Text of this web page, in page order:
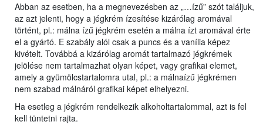
Abban az esetben, ha a megnevezésben az „…ízű” szót találjuk,
az azt jelenti, hogy a jégkrém ízesítése kizárólag aromával
történt, pl.: málna ízű jégkrém esetén a málna ízt aromával érte
el a gyártó. E szabály alól csak a puncs és a vanília képez
kivételt. Továbbá a kizárólag aromát tartalmazó jégkrémek
jelölése nem tartalmazhat olyan képet, vagy grafikai elemet,
amely a gyümölcstartalomra utal, pl.: a málnaízű jégkrémen
nem szabad málnáról grafikai képet elhelyezni.
Ha esetleg a jégkrém rendelkezik alkoholtartalommal, azt is fel
kell tüntetni rajta.